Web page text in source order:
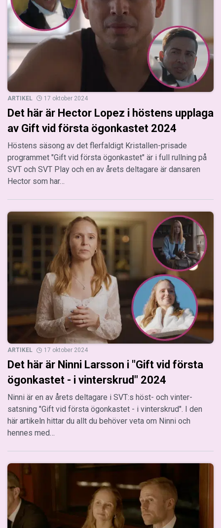
ARTIKEL 17 oktober 2024
Det här är Hector Lopez i höstens upplaga
av Gift vid första ögonkastet 2024
Höstens säsong av det flerfaldigt Kristallen-prisade
programmet "Gift vid första ögonkastet" är i full rullning på
SVT och SVT Play och en av årets deltagare är dansaren
Hector som har…
ARTIKEL 17 oktober 2024
Det här är Ninni Larsson i "Gift vid första
ögonkastet - i vinterskrud" 2024
Ninni är en av årets deltagare i SVT:s höst- och vinter-
satsning "Gift vid första ögonkastet - i vinterskrud". I den
här artikeln hittar du allt du behöver veta om Ninni och
hennes med…